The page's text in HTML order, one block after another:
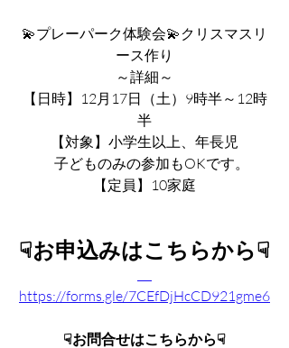
💫プレーパーク体験会💫クリスマスリ
ース作り
～詳細～
【日時】12月17日（土）9時半～12時
半
【対象】小学生以上、年長児
子どものみの参加もOKです。
【定員】10家庭
☟お申込みはこちらから☟
https://forms.gle/7CEfDjHcCD921gme6
☟お問合せはこちらから☟